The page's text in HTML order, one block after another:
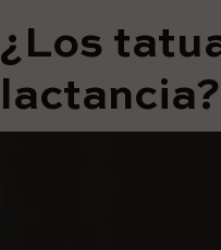
¿Los
lactancia?